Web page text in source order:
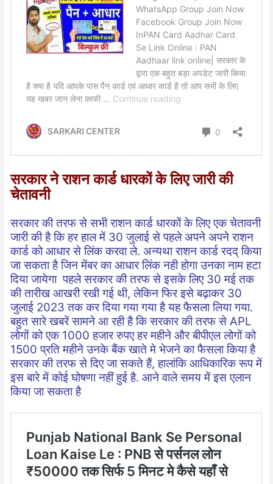
सरकार ने राशन कार्ड धारकों के लिए जारी की
चेतावनी
सरकार की तरफ से सभी राशन कार्ड धारकों के लिए एक चेतावनी
जारी की है कि हर हाल में 30 जुलाई से पहले अपने अपने राशन
कार्ड को आधार से लिंक करवा ले. अन्यथा राशन कार्ड रदद् किया
जा सकता है जिन मेंबर का आधार लिंक नही होगा उनका नाम हटा
दिया जायेगा पहले सरकार की तरफ से इसके लिए 30 मई तक
की तारीख आखरी रखी गई थी, लेकिन फिर इसे बढ़ाकर 30
जुलाई 2023 तक कर दिया गया गया है यह फैसला लिया गया.
बहुत सारे खबरें सामने आ रही है कि सरकार की तरफ से APL
लोगों को एक 1000 हजार रुपए हर महीने और बीपीएल लोगों को
1500 प्रति महीने उनके बैंक खाते मे भेजने का फैसला किया है
सरकार की तरफ से दिए जा सकते हैं, हालांकि आधिकारिक रूप में
इस बारे में कोई घोषणा नहीं हुई है. आने वाले समय में इस एलान
किया जा सकता है